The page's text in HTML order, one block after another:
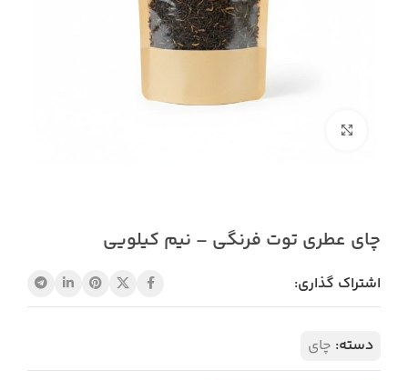
چای عطری توت فرنگی – نیم کیلویی
اشتراک گذاری:
دسته: چای